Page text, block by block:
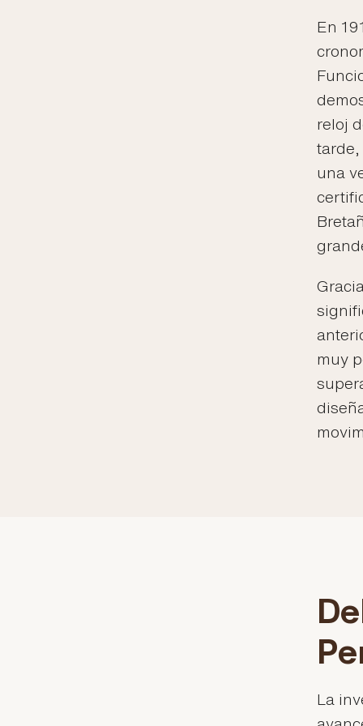
En
reloj
tarde,
una
muy
La